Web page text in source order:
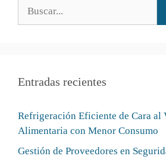
Entradas recientes
Refrigeración Eficiente de Cara al
Alimentaria con Menor Consumo
Gestión de Proveedores en